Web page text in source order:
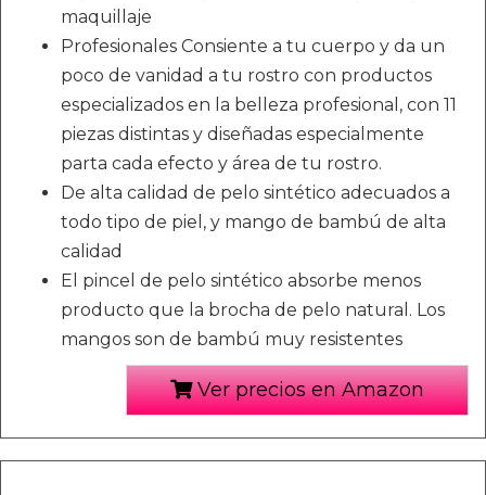
maquillaje
Profesionales Consiente a tu cuerpo y da un
poco de vanidad a tu rostro con productos
especializados en la belleza profesional, con 11
piezas distintas y diseñadas especialmente
parta cada efecto y área de tu rostro.
De alta calidad de pelo sintético adecuados a
todo tipo de piel, y mango de bambú de alta
calidad
El pincel de pelo sintético absorbe menos
producto que la brocha de pelo natural. Los
mangos son de bambú muy resistentes
Ver precios en Amazon